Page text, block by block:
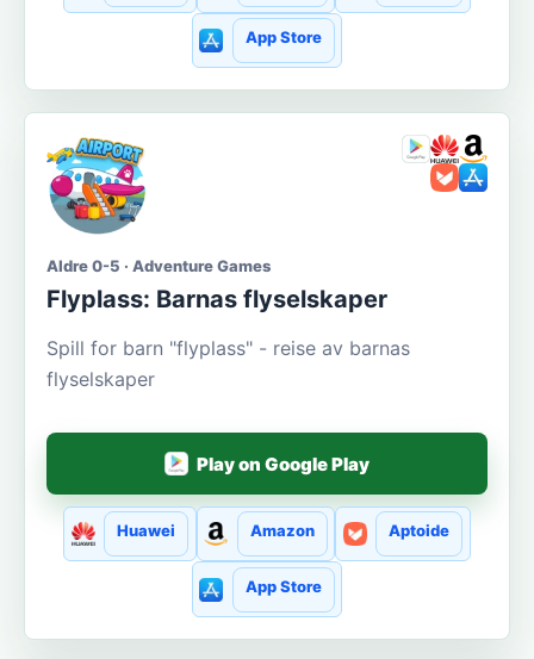
App Store
Aldre 0-5 · Adventure Games
Flyplass: Barnas flyselskaper
Spill for barn "flyplass" - reise av barnas
flyselskaper
Play on Google Play
Huawei Amazon Aptoide
App Store